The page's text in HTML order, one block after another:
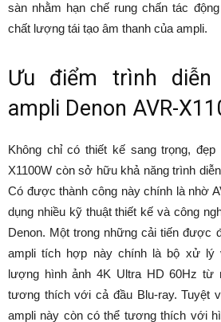
sàn nhằm hạn chế rung chấn tác
chất lượng tái tạo âm thanh của ampli.
Ưu điểm trình
ampli Denon AVR-
Không chỉ có thiết kế sang trọng, đẹp
X1100W còn sở hữu khả năng trình
Có được thành công này chính là nhờ
dụng nhiều kỹ thuật thiết kế và công
Denon. Một trong những cải tiến được
ampli tích hợp này chính là bộ xử lý
lượng hình ảnh 4K Ultra HD 60Hz từ
tương thích với cả đầu Blu-ray. Tuyệt
ampli này còn có thể tương thích với